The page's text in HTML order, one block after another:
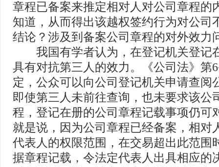
章程已备案来推定相对人对公司章程的
知道，从而得出该越权签约行为对公司
结论？涉及到备案公司章程的对外效力
我国有学者认为，在登记机关登记
具有对抗第三人的效力。《公司法》第
定，公众可以向公司登记机关申请查阅
即使第三人未前往查询，也未要求该公
程，登记在册的公司章程记载事项仍可
就是说，因为公司章程已经备案，相对
代表人的权限范围，在交易超出此范围
据章程记载，令法定代表人出具相应的